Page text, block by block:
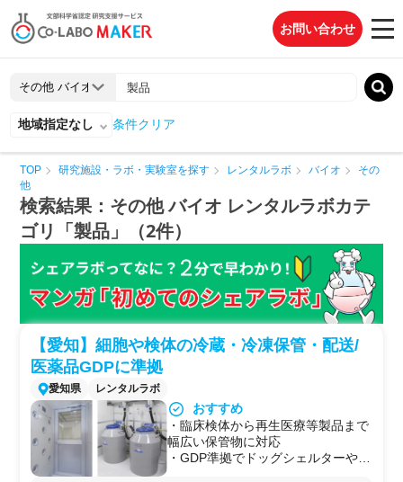
お問い合わせ
地域指定なし 条件クリア
TOP 研究施設・ラボ・実験室を探す レンタルラボ バイオ
その
他
検索結果：その他 バイオ レンタルラボカテ
ゴリ「製品」（2件）
【愛知】細胞や検体の冷蔵・冷凍保管・配送/
医薬品GDPに準拠
愛知県 レンタルラボ
おすすめ
・臨床検体から再生医療等製品まで
幅広い保管物に対応
・GDP準拠でドッグシェルターやド